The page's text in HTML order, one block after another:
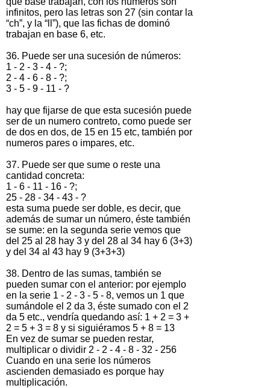
infinitos, pero las letras son 27 (sin contar la
“ch”, y la “ll”), que las fichas de dominó
trabajan en base 6, etc.
36. Puede ser una sucesión de números:
1 - 2 - 3 - 4 - ?;
2 - 4 - 6 - 8 - ?;
3 - 5 - 9 - 11 - ?
hay que fijarse de que esta sucesión puede
ser de un numero contreto, como puede ser
de dos en dos, de 15 en 15 etc, también por
numeros pares o impares, etc.
37. Puede ser que sume o reste una
cantidad concreta:
1 - 6 - 11 - 16 - ?;
25 - 28 - 34 - 43 - ?
esta suma puede ser doble, es decir, que
además de sumar un número, éste también
se sume: en la segunda serie vemos que
del 25 al 28 hay 3 y del 28 al 34 hay 6 (3+3)
y del 34 al 43 hay 9 (3+3+3)
38. Dentro de las sumas, también se
pueden sumar con el anterior: por ejemplo
en la serie 1 - 2 - 3 - 5 - 8, vemos un 1 que
sumándole el 2 da 3, éste sumado con el 2
da 5 etc., vendría quedando así: 1 + 2 = 3 +
2 = 5 + 3 = 8 y si siguiéramos 5 + 8 = 13
En vez de sumar se pueden restar,
multiplicar o dividir 2 - 2 - 4 - 8 - 32 - 256
Cuando en una serie los números
ascienden demasiado es porque hay
multiplicación.